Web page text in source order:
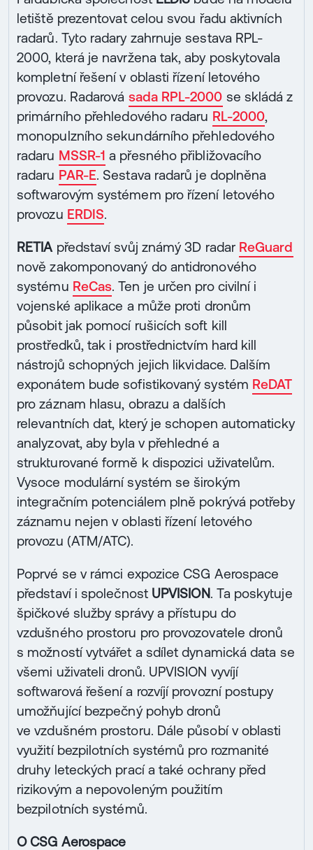
letiště prezentovat celou svou řadu aktivních
radarů. Tyto radary zahrnuje sestava RPL-
2000, která je navržena tak, aby poskytovala
kompletní řešení v oblasti řízení letového
provozu. Radarová sada RPL-2000 se skládá z
primárního přehledového radaru RL-2000,
monopulzního sekundárního přehledového
radaru MSSR-1 a přesného přibližovacího
radaru PAR-E. Sestava radarů je doplněna
softwarovým systémem pro řízení letového
provozu ERDIS.
RETIA představí svůj známý 3D radar ReGuard
nově zakomponovaný do antidronového
systému ReCas. Ten je určen pro civilní i
vojenské aplikace a může proti dronům
působit jak pomocí rušicích soft kill
prostředků, tak i prostřednictvím hard kill
nástrojů schopných jejich likvidace. Dalším
exponátem bude sofistikovaný systém ReDAT
pro záznam hlasu, obrazu a dalších
relevantních dat, který je schopen automaticky
analyzovat, aby byla v přehledné a
strukturované formě k dispozici uživatelům.
Vysoce modulární systém se širokým
integračním potenciálem plně pokrývá potřeby
záznamu nejen v oblasti řízení letového
provozu (ATM/ATC).
Poprvé se v rámci expozice CSG Aerospace
představí i společnost UPVISION. Ta poskytuje
špičkové služby správy a přístupu do
vzdušného prostoru pro provozovatele dronů
s možností vytvářet a sdílet dynamická data se
všemi uživateli dronů. UPVISION vyvíjí
softwarová řešení a rozvíjí provozní postupy
umožňující bezpečný pohyb dronů
ve vzdušném prostoru. Dále působí v oblasti
využití bezpilotních systémů pro rozmanité
druhy leteckých prací a také ochrany před
rizikovým a nepovoleným použitím
bezpilotních systémů.
O CSG Aerospace